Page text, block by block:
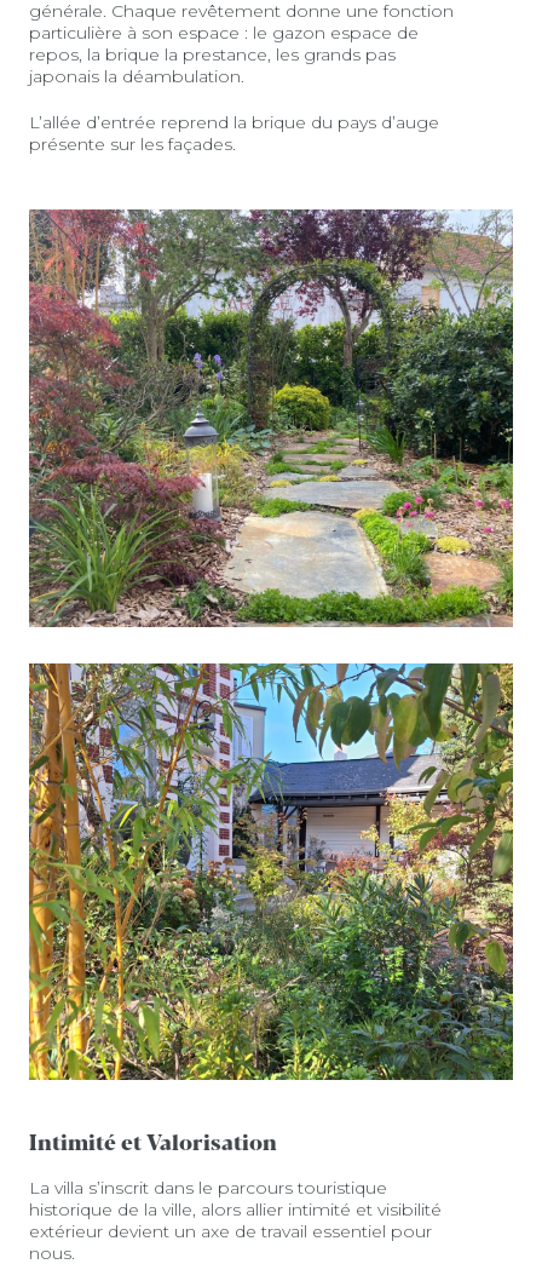
générale. Chaque revêtement donne une fonction
particulière à son espace : le gazon espace de
repos, la brique la prestance, les grands pas
japonais la déambulation.
L’allée d’entrée reprend la brique du pays d’auge
présente sur les façades.
Intimité et Valorisation
La villa s’inscrit dans le parcours touristique
historique de la ville, alors allier intimité et visibilité
extérieur devient un axe de travail essentiel pour
nous.